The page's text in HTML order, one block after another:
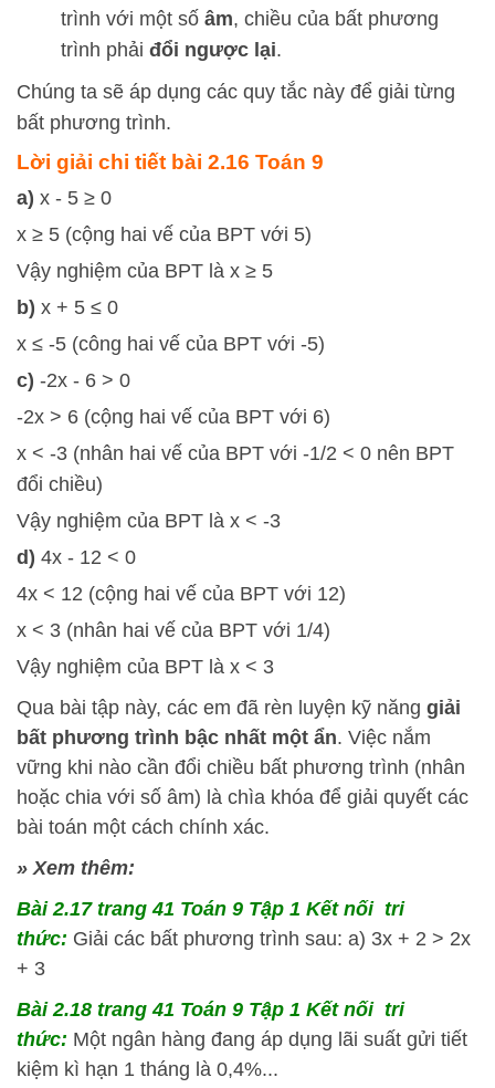
trình với một số âm, chiều của bất phương
trình phải đổi ngược lại.
Chúng ta sẽ áp dụng các quy tắc này để giải từng
bất phương trình.
Lời giải chi tiết bài 2.16 Toán 9
a) x - 5 ≥ 0
x ≥ 5 (cộng hai vế của BPT với 5)
Vậy nghiệm của BPT là x ≥ 5
b) x + 5 ≤ 0
x ≤ -5 (công hai vế của BPT với -5)
c) -2x - 6 > 0
-2x > 6 (cộng hai vế của BPT với 6)
x < -3 (nhân hai vế của BPT với -1/2 < 0 nên BPT
đổi chiều)
Vậy nghiệm của BPT là x < -3
d) 4x - 12 < 0
4x < 12 (cộng hai vế của BPT với 12)
x < 3 (nhân hai vế của BPT với 1/4)
Vậy nghiệm của BPT là x < 3
Qua bài tập này, các em đã rèn luyện kỹ năng giải
bất phương trình bậc nhất một ẩn. Việc nắm
vững khi nào cần đổi chiều bất phương trình (nhân
hoặc chia với số âm) là chìa khóa để giải quyết các
bài toán một cách chính xác.
» Xem thêm:
Bài 2.17 trang 41 Toán 9 Tập 1 Kết nối tri
thức: Giải các bất phương trình sau: a) 3x + 2 > 2x
+ 3
Bài 2.18 trang 41 Toán 9 Tập 1 Kết nối tri
thức: Một ngân hàng đang áp dụng lãi suất gửi tiết
kiệm kì hạn 1 tháng là 0,4%...